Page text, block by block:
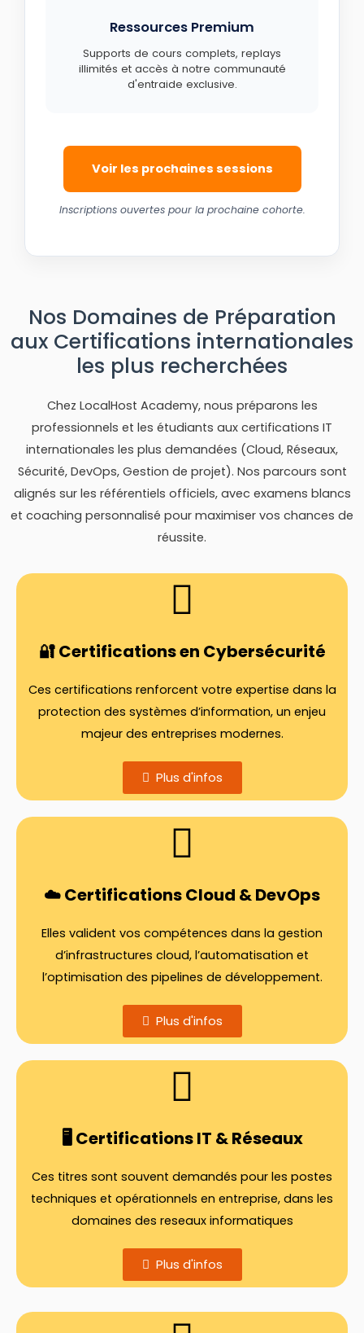
Ressources Premium
Supports de cours complets, replays
illimités et accès à notre communauté
d'entraide exclusive.
Voir les prochaines sessions
Inscriptions ouvertes pour la prochaine cohorte.
Nos Domaines de Préparation
aux Certifications internationales
les plus recherchées
Chez LocalHost Academy, nous préparons les
professionnels et les étudiants aux certifications IT
internationales les plus demandées (Cloud, Réseaux,
Sécurité, DevOps, Gestion de projet). Nos parcours sont
alignés sur les référentiels officiels, avec examens blancs
et coaching personnalisé pour maximiser vos chances de
réussite.
🔐 Certifications en Cybersécurité
Ces certifications renforcent votre expertise dans la
protection des systèmes d’information, un enjeu
majeur des entreprises modernes.
Plus d'infos
☁️ Certifications Cloud & DevOps
Elles valident vos compétences dans la gestion
d’infrastructures cloud, l’automatisation et
l’optimisation des pipelines de développement.
Plus d'infos
🖥️ Certifications IT & Réseaux
Ces titres sont souvent demandés pour les postes
techniques et opérationnels en entreprise, dans les
domaines des reseaux informatiques
Plus d'infos